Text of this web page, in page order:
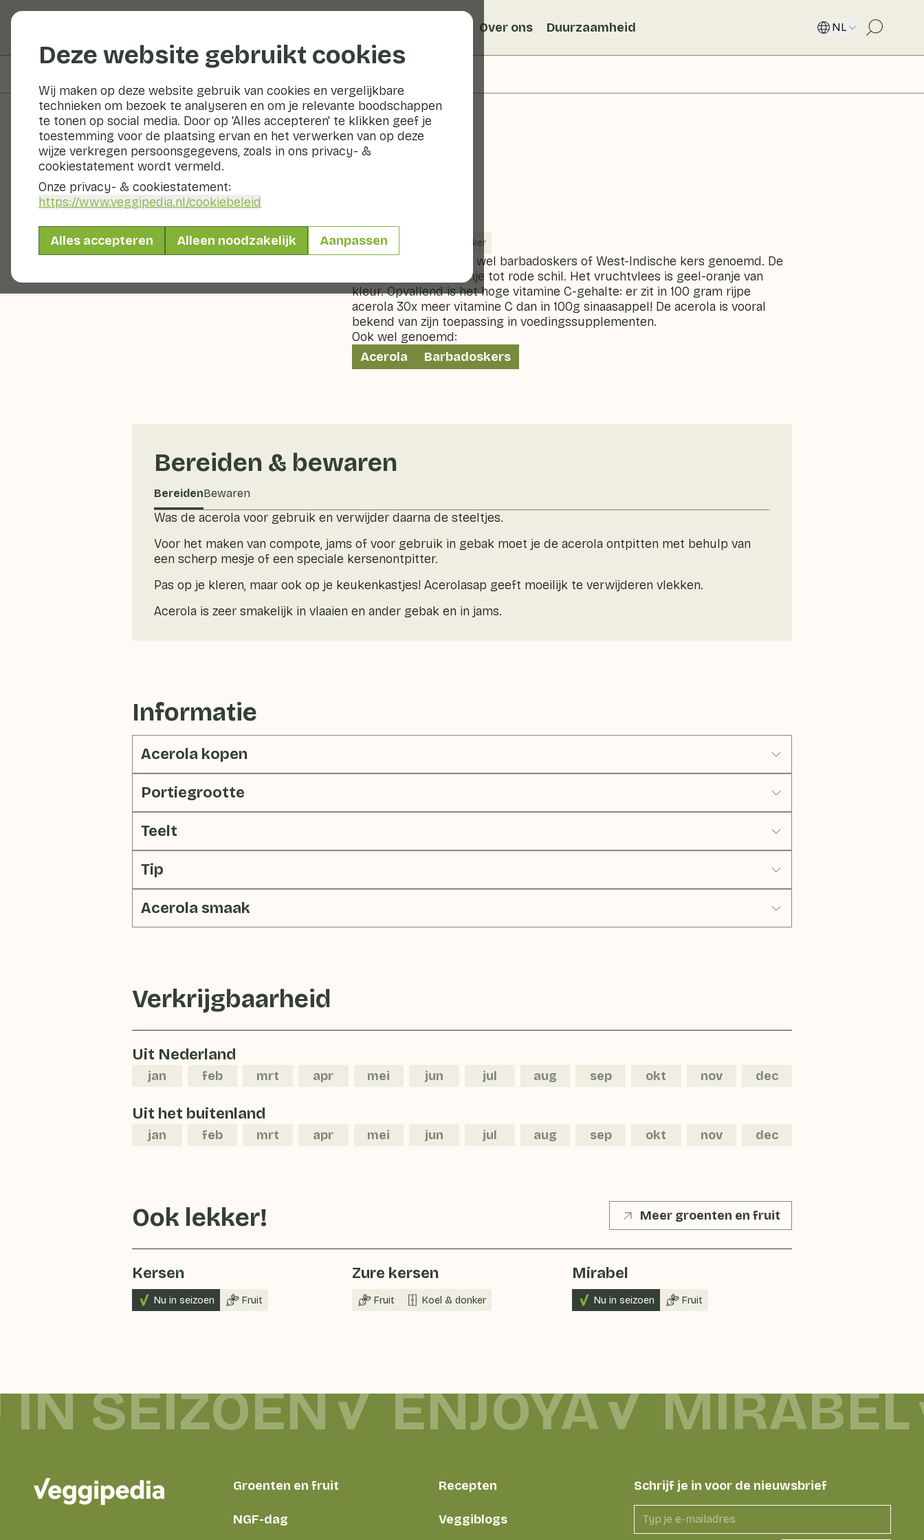
Deze website gebruikt cookies
Wij maken op deze website gebruik van cookies en vergelijkbare
technieken om bezoek te analyseren en om je relevante boodschappen
te tonen op social media. Door op 'Alles accepteren' te klikken geef je
toestemming voor de plaatsing ervan en het verwerken van op deze
wijze verkregen persoonsgegevens, zoals in ons privacy- &
cookiestatement wordt vermeld.
Onze privacy- & cookiestatement:
https://www.veggipedia.nl/cookiebeleid
Alles accepteren Alleen noodzakelijk Aanpassen
Over ons Duurzaamheid NL
Groenten en fruit
Fruit Koel & donker
De acerola wordt ook wel barbadoskers of West-Indische kers genoemd. De
vrucht heeft een oranje tot rode schil. Het vruchtvlees is geel-oranje van
kleur. Opvallend is het hoge vitamine C-gehalte: er zit in 100 gram rijpe
acerola 30x meer vitamine C dan in 100g sinaasappel! De acerola is vooral
bekend van zijn toepassing in voedingssupplementen.
Ook wel genoemd:
Acerola
Barbadoskers
Bereiden & bewaren
BereidenBewaren
Was de acerola voor gebruik en verwijder daarna de steeltjes.
Voor het maken van compote, jams of voor gebruik in gebak moet je de acerola ontpitten met behulp van
een scherp mesje of een speciale kersenontpitter.
Pas op je kleren, maar ook op je keukenkastjes! Acerolasap geeft moeilijk te verwijderen vlekken.
Acerola is zeer smakelijk in vlaaien en ander gebak en in jams.
Informatie
Acerola kopen
Portiegrootte
Teelt
Tip
Acerola smaak
Verkrijgbaarheid
Uit Nederland
jan feb mrt apr mei jun jul aug sep okt nov dec
Uit het buitenland
jan feb mrt apr mei jun jul aug sep okt nov dec
Ook lekker! Meer groenten en fruit
Kersen
Nu in seizoen Fruit
Zure kersen
Fruit Koel & donker
Mirabel
Nu in seizoen Fruit
SEIZOEN ENJOYA MIRABEL
Groenten en fruit Recepten
NGF-dag Veggiblogs
Schrijf je in voor de nieuwsbrief